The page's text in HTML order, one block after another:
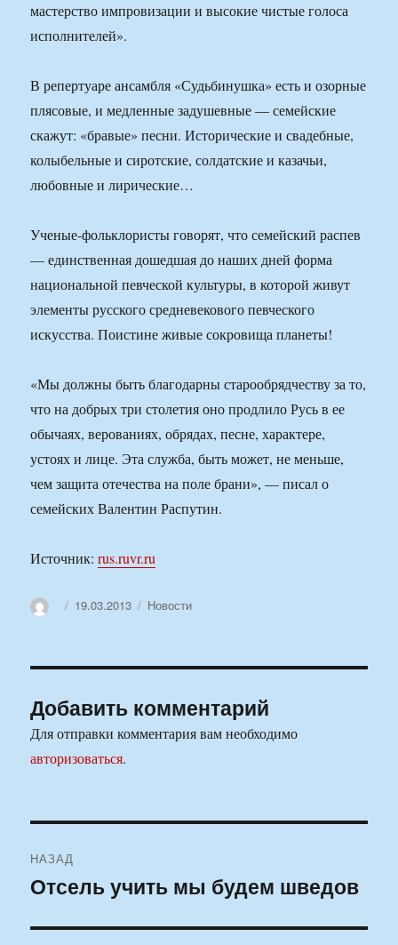
мастерство импровизации и высокие чистые голоса
исполнителей».
В репертуаре ансамбля «Судьбинушка» есть и озорные
плясовые, и медленные задушевные — семейские
скажут: «бравые» песни. Исторические и свадебные,
колыбельные и сиротские, солдатские и казачьи,
любовные и лирические…
Ученые-фольклористы говорят, что семейский распев
— единственная дошедшая до наших дней форма
национальной певческой культуры, в которой живут
элементы русского средневекового певческого
искусства. Поистине живые сокровища планеты!
«Мы должны быть благодарны старообрядчеству за то,
что на добрых три столетия оно продлило Русь в ее
обычаях, верованиях, обрядах, песне, характере,
устоях и лице. Эта служба, быть может, не меньше,
чем защита отечества на поле брани», — писал о
семейских Валентин Распутин.
Источник:rus.ruvr.ru
АвторОпубликовано
19.03.2013 Рубрики
Новости
Добавить комментарий
Для отправки комментария вам необходимо
авторизоваться.
по
НАЗАД
Предыдущая
Отсель учить мы будем шведов